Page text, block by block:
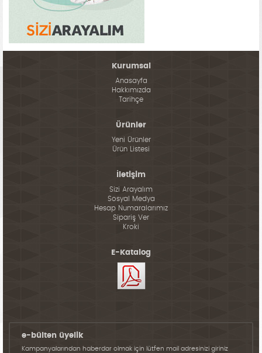
Kurumsal
Anasayfa
Hakkımızda
Tarihçe
Ürünler
Yeni Ürünler
Ürün Listesi
İletişim
Sizi Arayalım
Sosyal Medya
Hesap Numaralarımız
Sipariş Ver
Kroki
E-Katalog
e-bülten üyelik
Kampanyalarından haberdar olmak için lütfen mail adresinizi giriniz